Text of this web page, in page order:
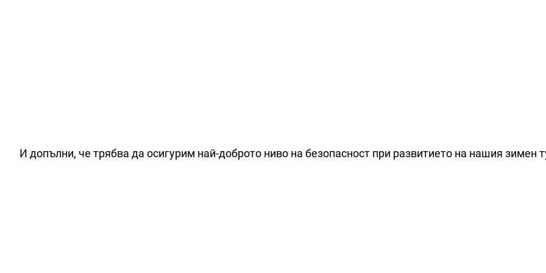
И допълни, че трябва да осигурим най-доброто ниво на безопасност при развитието на нашия зимен